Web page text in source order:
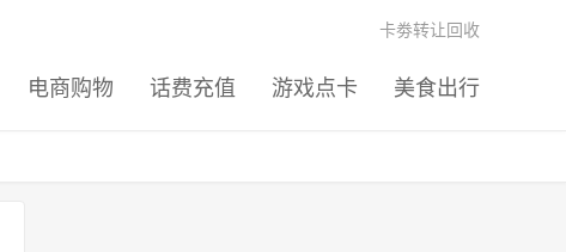
电商购物 话费充值 游戏点卡 美食出行
卡劵转让回收